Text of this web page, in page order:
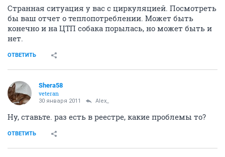
Странная ситуация у вас с циркуляцией. Посмотреть
бы ваш отчет о теплопотреблении. Может быть
конечно и на ЦТП собака порылась, но может быть и
нет.
ОТВЕТИТЬ
Shera58
veteran
30 января 2011 Alex_
Ну, ставьте. раз есть в реестре, какие проблемы то?
ОТВЕТИТЬ